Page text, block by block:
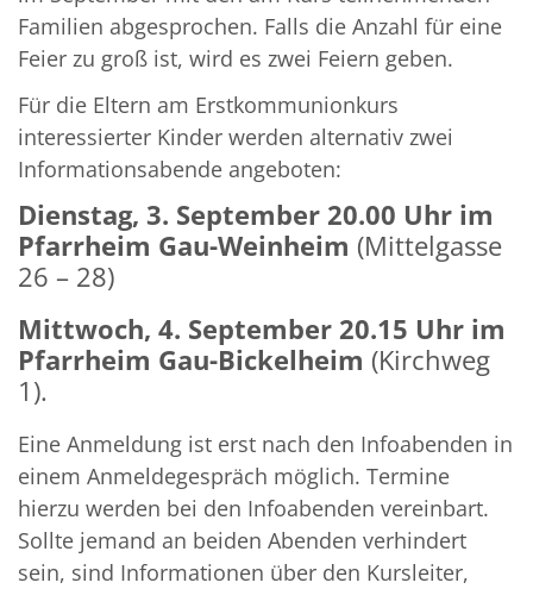
Familien abgesprochen. Falls die Anzahl für eine
Feier zu groß ist, wird es zwei Feiern geben.
Für die Eltern am Erstkommunionkurs
interessierter Kinder werden alternativ zwei
Informationsabende angeboten:
Dienstag, 3. September 20.00 Uhr im
Pfarrheim Gau-Weinheim (Mittelgasse
26 – 28)
Mittwoch, 4. September 20.15 Uhr im
Pfarrheim Gau-Bickelheim (Kirchweg
1).
Eine Anmeldung ist erst nach den Infoabenden in
einem Anmeldegespräch möglich. Termine
hierzu werden bei den Infoabenden vereinbart.
Sollte jemand an beiden Abenden verhindert
sein, sind Informationen über den Kursleiter,